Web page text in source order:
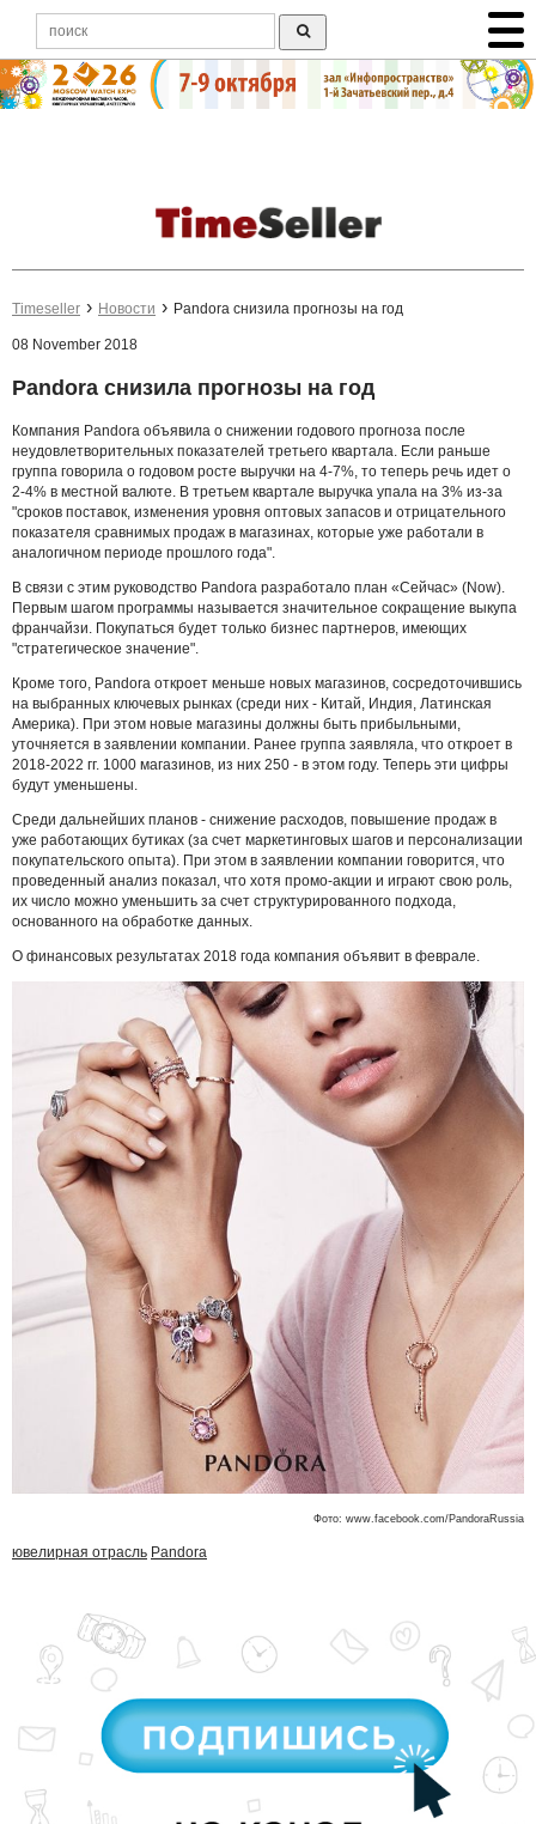
Timeseller Новости Pandora снизила прогнозы на год
08 November 2018
Pandora снизила прогнозы на год
Компания Pandora объявила о снижении годового прогноза после
неудовлетворительных показателей третьего квартала. Если раньше
группа говорила о годовом росте выручки на 4-7%, то теперь речь идет о
2-4% в местной валюте. В третьем квартале выручка упала на 3% из-за
"сроков поставок, изменения уровня оптовых запасов и отрицательного
показателя сравнимых продаж в магазинах, которые уже работали в
аналогичном периоде прошлого года".
В связи с этим руководство Pandora разработало план «Сейчас» (Now).
Первым шагом программы называется значительное сокращение выкупа
франчайзи. Покупаться будет только бизнес партнеров, имеющих
"стратегическое значение".
Кроме того, Pandora откроет меньше новых магазинов, сосредоточившись
на выбранных ключевых рынках (среди них - Китай, Индия, Латинская
Америка). При этом новые магазины должны быть прибыльными,
уточняется в заявлении компании. Ранее группа заявляла, что откроет в
2018-2022 гг. 1000 магазинов, из них 250 - в этом году. Теперь эти цифры
будут уменьшены.
Среди дальнейших планов - снижение расходов, повышение продаж в
уже работающих бутиках (за счет маркетинговых шагов и персонализации
покупательского опыта). При этом в заявлении компании говорится, что
проведенный анализ показал, что хотя промо-акции и играют свою роль,
их число можно уменьшить за счет структурированного подхода,
основанного на обработке данных.
О финансовых результатах 2018 года компания объявит в феврале.
Фото: www.facebook.com/PandoraRussia
ювелирная отрасль Pandora